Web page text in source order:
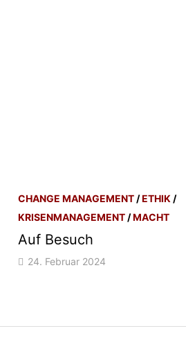
CHANGE MANAGEMENT/ETHIK/
KRISENMANAGEMENT/MACHT
Auf Besuch
24. Februar 2024